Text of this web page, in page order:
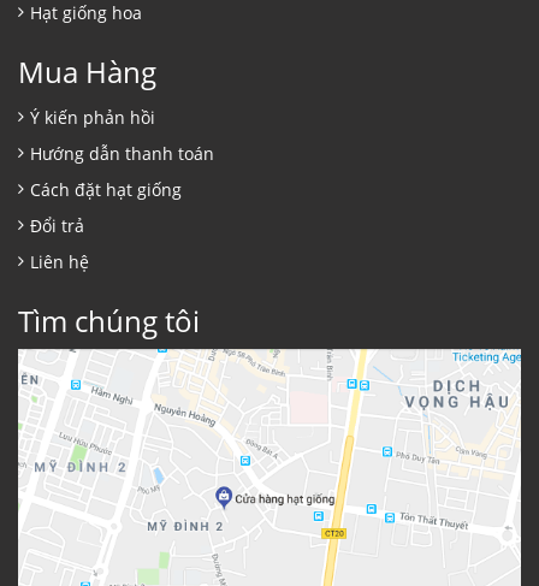
Hạt giống hoa
Mua Hàng
Ý kiến phản hồi
Hướng dẫn thanh toán
Cách đặt hạt giống
Đổi trả
Liên hệ
Tìm chúng tôi